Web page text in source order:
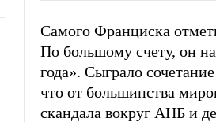
Самого Франциска
По большому счету, он
года». Сыграло
что от большинства
скандала вокруг АНБ и